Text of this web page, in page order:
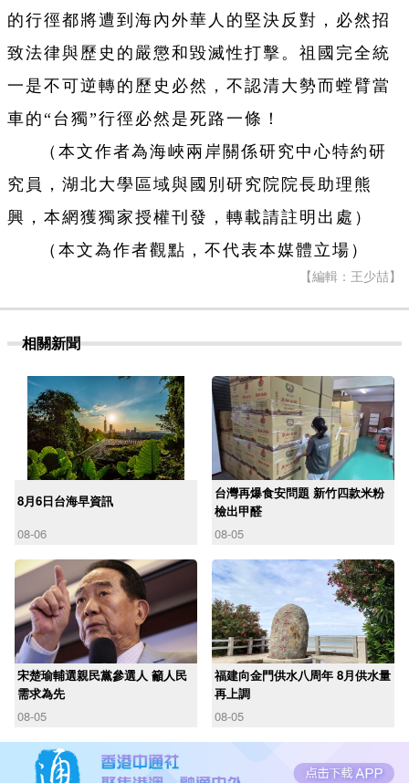
的行徑都將遭到海內外華人的堅決反對，必然招
致法律與歷史的嚴懲和毀滅性打擊。祖國完全統
一是不可逆轉的歷史必然，不認清大勢而螳臂當
車的“台獨”行徑必然是死路一條！
（本文作者為海峽兩岸關係研究中心特約研
究員，湖北大學區域與國別研究院院長助理熊
興，本網獲獨家授權刊發，轉載請註明出處）
（本文為作者觀點，不代表本媒體立場）
【編輯：王少喆】
相關新聞
8月6日台海早資訊
08-06
台灣再爆食安問題 新竹四款米粉
檢出甲醛
08-05
宋楚瑜輔選親民黨參選人 籲人民
需求為先
08-05
福建向金門供水八周年 8月供水量
再上調
08-05